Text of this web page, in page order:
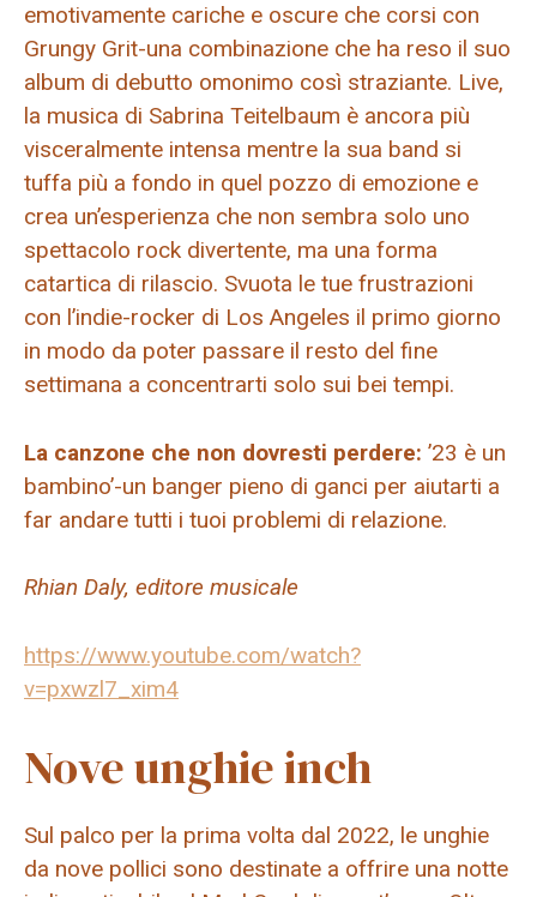
emotivamente cariche e oscure che corsi con
Grungy Grit-una combinazione che ha reso il suo
album di debutto omonimo così straziante. Live,
la musica di Sabrina Teitelbaum è ancora più
visceralmente intensa mentre la sua band si
tuffa più a fondo in quel pozzo di emozione e
crea un’esperienza che non sembra solo uno
spettacolo rock divertente, ma una forma
catartica di rilascio. Svuota le tue frustrazioni
con l’indie-rocker di Los Angeles il primo giorno
in modo da poter passare il resto del fine
settimana a concentrarti solo sui bei tempi.
La canzone che non dovresti perdere: ’23 è un
bambino’-un banger pieno di ganci per aiutarti a
far andare tutti i tuoi problemi di relazione.
Rhian Daly, editore musicale
https://www.youtube.com/watch?
v=pxwzl7_xim4
Nove unghie inch
Sul palco per la prima volta dal 2022, le unghie
da nove pollici sono destinate a offrire una notte